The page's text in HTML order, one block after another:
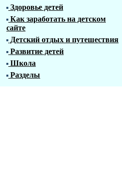
Здоровье детей
Как заработать на детском
сайте
Детский отдых и путешествия
Развитие детей
Школа
Разделы